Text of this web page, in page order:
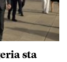
sta